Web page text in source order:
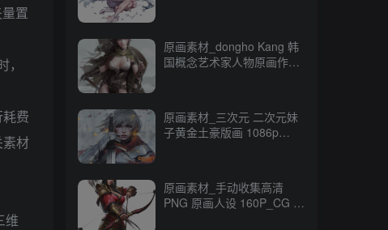
置
费
材
维
原画素材_dongho Kang 韩
国概念艺术家人物原画作品
原画素材_三次元 二次元妹
子黄金土豪版画 1086p
原画素材_手动收集高清
PNG 原画人设 160P_CG 原